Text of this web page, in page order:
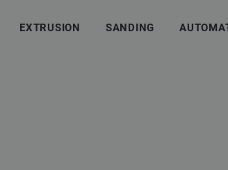
EXTRUSION SANDING